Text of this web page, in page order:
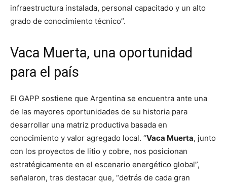
infraestructura instalada, personal capacitado y un alto
grado de conocimiento técnico”.
Vaca Muerta, una oportunidad
para el país
El GAPP sostiene que Argentina se encuentra ante una
de las mayores oportunidades de su historia para
desarrollar una matriz productiva basada en
conocimiento y valor agregado local. “Vaca Muerta, junto
con los proyectos de litio y cobre, nos posicionan
estratégicamente en el escenario energético global”,
señalaron, tras destacar que, “detrás de cada gran